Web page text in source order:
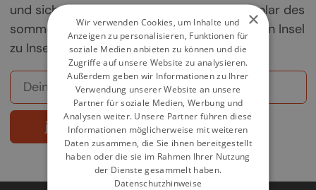
und sichere dir deine Chance auf ein Exemplar des
sommerlichen Griechenland-Kochbuchs „Von Insel
zu Insel".
jetzt abonnieren
×
Wir verwenden Cookies, um Inhalte und
Anzeigen zu personalisieren, Funktionen für
soziale Medien anbieten zu können und die
Zugriffe auf unsere Website zu analysieren.
Außerdem geben wir Informationen zu Ihrer
Verwendung unserer Website an unsere
Partner für soziale Medien, Werbung und
Analysen weiter. Unsere Partner führen diese
Informationen möglicherweise mit weiteren
Daten zusammen, die Sie ihnen bereitgestellt
haben oder die sie im Rahmen Ihrer Nutzung
der Dienste gesammelt haben.
Datenschutzhinweise